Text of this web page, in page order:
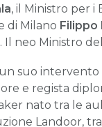
, il Ministro per
di Milano Filippo
. Il neo Ministro
suo intervento
e regista
nato tra le
Landoor,